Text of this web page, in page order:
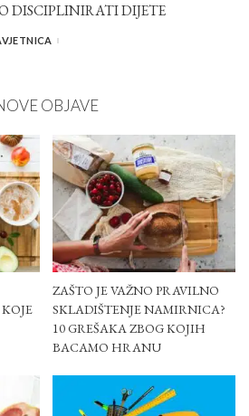
DISCIPLINIRATI DIJETE
OBJAVE
ZAŠTO JE VAŽNO PRAVILNO
SKLADIŠTENJE NAMIRNICA?
10 GREŠAKA ZBOG KOJIH
BACAMO HRANU